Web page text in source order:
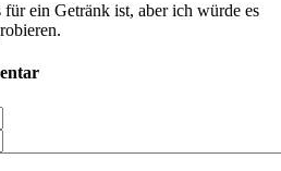
ein Getränk ist, aber ich würde es